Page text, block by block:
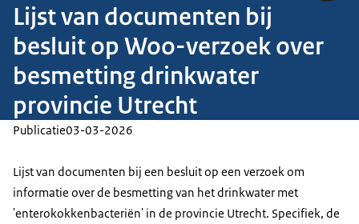
Lijst van documenten bij
besluit op Woo-verzoek over
besmetting drinkwater
provincie Utrecht
Publicatie03-03-2026
Lijst van documenten bij een besluit op een verzoek om
informatie over de besmetting van het drinkwater met
'enterokokkenbacteriën' in de provincie Utrecht. Specifiek, de